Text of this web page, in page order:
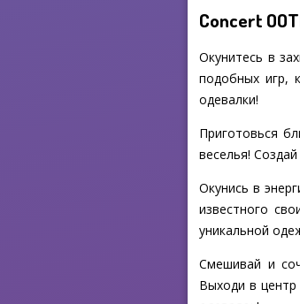
Concert
Окунитесь в
подобных игр,
одевалки!
Приготовься
веселья!
Окунись в
известного
уникальной
Смешивай и
Выходи в центр